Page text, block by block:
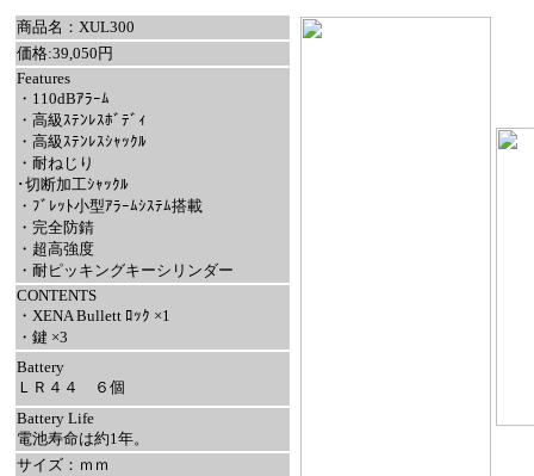
商品名：XUL300
価格:39,050円
Features
・ 110dBｱﾗｰﾑ
・ 高級ｽﾃﾝﾚｽﾎﾞﾃﾞｨ
・ 高級ｽﾃﾝﾚｽｼｬｯｸﾙ
・ 耐ねじり
･切断加工ｼｬｯｸﾙ
・ ﾌﾞﾚｯﾄ小型ｱﾗｰﾑｼｽﾃﾑ搭載
・ 完全防錆
・ 超高強度
・ 耐ピッキングキーシリンダー
CONTENTS
・ XENA Bullett ﾛｯｸ ×1
・鍵 ×3
Battery
ＬＲ４４ ６個
Battery Life
電池寿命は約1年。
サイズ：ｍｍ